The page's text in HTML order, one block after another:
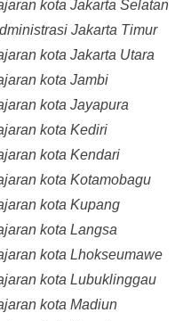
kota Jakarta Selatan
Jakarta Timur
kota Jakarta Utara
kota Jambi
kota Jayapura
kota Kediri
kota Kendari
kota Kotamobagu
kota Kupang
kota Langsa
kota Lhokseumawe
kota Lubuklinggau
kota Madiun